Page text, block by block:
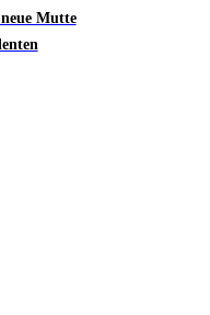
Mutte